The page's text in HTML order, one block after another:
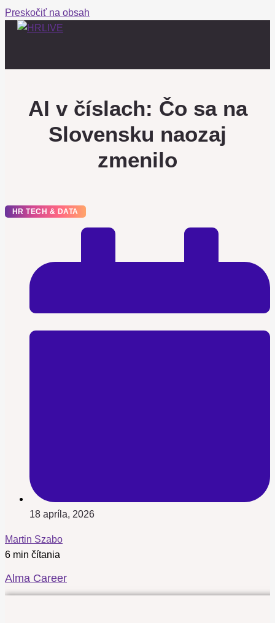
Preskočiť na obsah
AI v číslach: Čo sa na
Slovensku naozaj
zmenilo
HR TECH & DATA
18 apríla, 2026
Martin Szabo
6 min čítania
Alma Career